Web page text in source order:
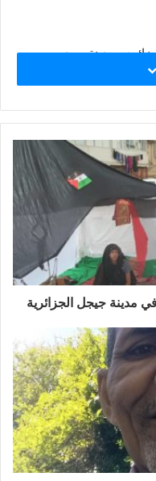
بمدينة بوردو
منسق اللجنة الصحراوية
الى اعضاء شركات
بعض فعاليات المجتمع
الجزائري
مدى
هذا الأجواء الأخوية
الوطنية الصحراوية
والكرامة حاملين
داخل الوسط الفرنسي
مشوارهم الدراسي،
التخفيف من معاناة
.
الثابت من
القضية
أفريقية،وهو موقف
التي حاربة الاستعمار
مدينة جيجل الجزائرية